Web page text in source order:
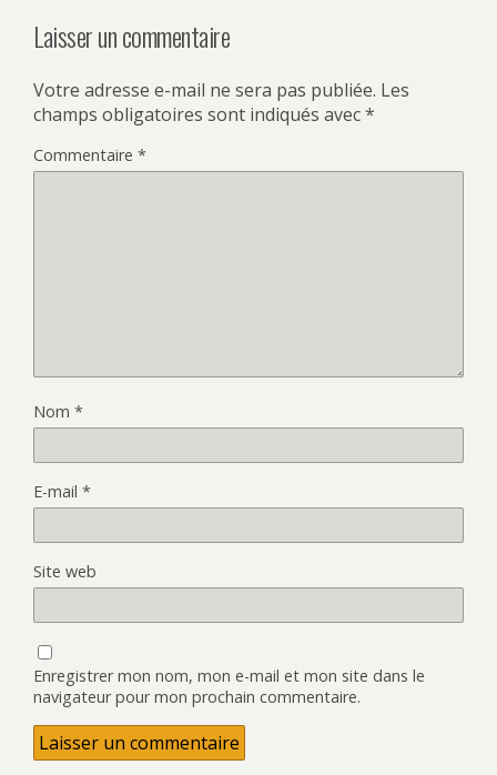
Laisser un commentaire
Votre adresse e-mail ne sera pas publiée. Les
champs obligatoires sont indiqués avec*
Commentaire *
Nom *
E-mail *
Site web
Enregistrer mon nom, mon e-mail et mon site dans le
navigateur pour mon prochain commentaire.